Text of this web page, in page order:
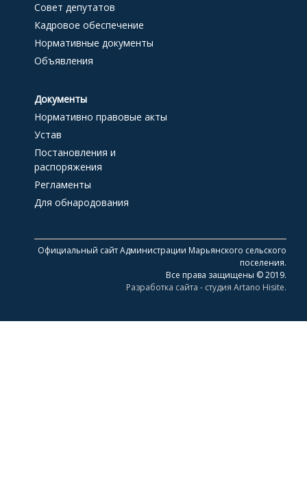
Совет депутатов
Кадровое обеспечение
Нормативные документы
Объявления
Документы
Нормативно правовые акты
Устав
Постановления и
распоряжения
Регламенты
Для обнародования
Официальный сайт Администрации Марьянского сельского
поселения.
Все права защищены © 2019.
Разработка сайта - студия Artano Hisite.